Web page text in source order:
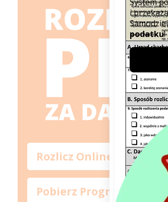
Rozlicz Online
Pobierz Program